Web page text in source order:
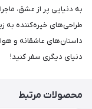
به دنیایی پر از عشق،
طراحی‌های خیره‌کننده به
داستان‌های عاشقانه و
دنیای دیگری سفر کنید!
محصولات مرتبط